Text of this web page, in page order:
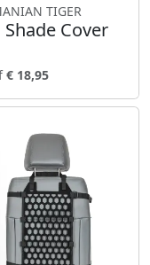
TIGER
Shade Cover
€ 18,95